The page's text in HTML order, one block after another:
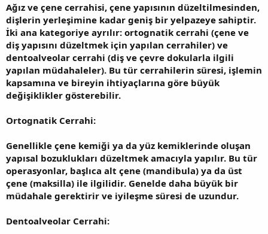
Ağız ve çene cerrahisi, çene yapısının düzeltilmesinden,
dişlerin yerleşimine kadar geniş bir yelpazeye sahiptir.
İki ana kategoriye ayrılır: ortognatik cerrahi (çene ve
diş yapısını düzeltmek için yapılan cerrahiler) ve
dentoalveolar cerrahi (diş ve çevre dokularla ilgili
yapılan müdahaleler). Bu tür cerrahilerin süresi, işlemin
kapsamına ve bireyin ihtiyaçlarına göre büyük
değişiklikler gösterebilir.
Ortognatik Cerrahi:
Genellikle çene kemiği ya da yüz kemiklerinde oluşan
yapısal bozuklukları düzeltmek amacıyla yapılır. Bu tür
operasyonlar, başlıca alt çene (mandibula) ya da üst
çene (maksilla) ile ilgilidir. Genelde daha büyük bir
müdahale gerektirir ve iyileşme süresi de uzundur.
Dentoalveolar Cerrahi: